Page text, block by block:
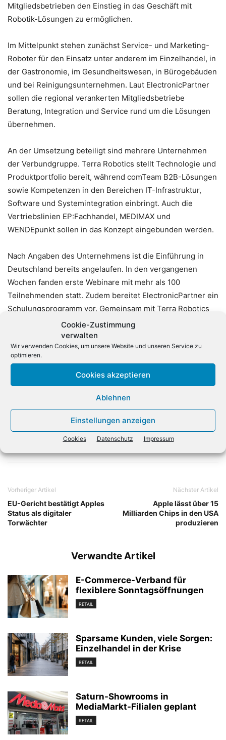
Cookie-Zustimmung
verwalten
Wir verwenden Cookies, um unsere Website und unseren Service zu
optimieren.
Cookies akzeptieren
Ablehnen
Einstellungen anzeigen
Cookies Datenschutz Impressum
Mitgliedsbetrieben den Einstieg in das Geschäft mit
Robotik-Lösungen zu ermöglichen.
Im Mittelpunkt stehen zunächst Service- und Marketing-
Roboter für den Einsatz unter anderem im Einzelhandel, in
der Gastronomie, im Gesundheitswesen, in Bürogebäuden
und bei Reinigungsunternehmen. Laut ElectronicPartner
sollen die regional verankerten Mitgliedsbetriebe
Beratung, Integration und Service rund um die Lösungen
übernehmen.
An der Umsetzung beteiligt sind mehrere Unternehmen
der Verbundgruppe. Terra Robotics stellt Technologie und
Produktportfolio bereit, während comTeam B2B-Lösungen
sowie Kompetenzen in den Bereichen IT-Infrastruktur,
Software und Systemintegration einbringt. Auch die
Vertriebslinien EP:Fachhandel, MEDIMAX und
WENDEpunkt sollen in das Konzept eingebunden werden.
Nach Angaben des Unternehmens ist die Einführung in
Deutschland bereits angelaufen. In den vergangenen
Wochen fanden erste Webinare mit mehr als 100
Teilnehmenden statt. Zudem bereitet ElectronicPartner ein
Schulungsprogramm vor. Gemeinsam mit Terra Robotics
plant comTeam außerdem eine Roadshow mit
Produktvorstellungen, Schulungen sowie Anwendungs-
und Vertriebskonzepten für den B2B-Bereich.
ElectronicPartner kündigte zudem an, die Robotik-Initiative
künftig auch auf seine Landesgesellschaft in den
Niederlanden auszuweiten.
Vorheriger Artikel
EU-Gericht bestätigt Apples
Status als digitaler
Torwächter
Nächster Artikel
Apple lässt über 15
Milliarden Chips in den USA
produzieren
Verwandte Artikel
E-Commerce-Verband für
flexiblere Sonntagsöffnungen
RETAIL
Sparsame Kunden, viele Sorgen:
Einzelhandel in der Krise
RETAIL
Saturn-Showrooms in
MediaMarkt-Filialen geplant
RETAIL